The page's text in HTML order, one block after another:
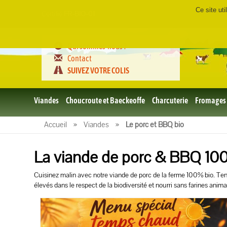
Qui sommes-nous ?
Contact
SUIVEZ VOTRE COLIS
Viandes
Le porc
et BBQ
Le boeuf
et BBQ
Volailles
Bio
L'agneau
et BBQ
Choucroute et Baeckeoffe Charcuterie Fromages
Accueil » Viandes » Le porc et BBQ bio
La viande de porc & BBQ
Cuisinez malin avec notre viande de porc de la ferme 100% bio.
élevés dans le respect de la biodiversité et nourri sans farines
Ce site